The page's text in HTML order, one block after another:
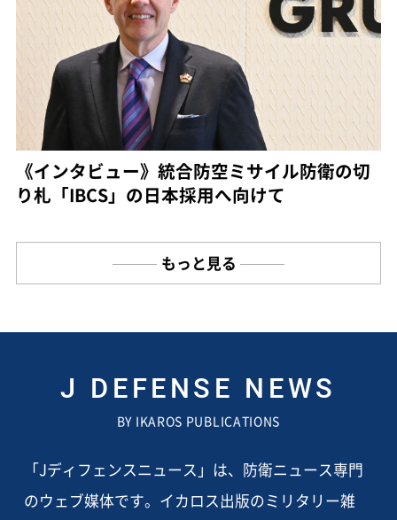
《インタビュー》統合防空ミサイル防衛の切
り札「IBCS」の日本採用へ向けて
もっと見る
J DEFENSE NEWS
BY IKAROS PUBLICATIONS
「Jディフェンスニュース」は、防衛ニュース専門
のウェブ媒体です。イカロス出版のミリタリー雑